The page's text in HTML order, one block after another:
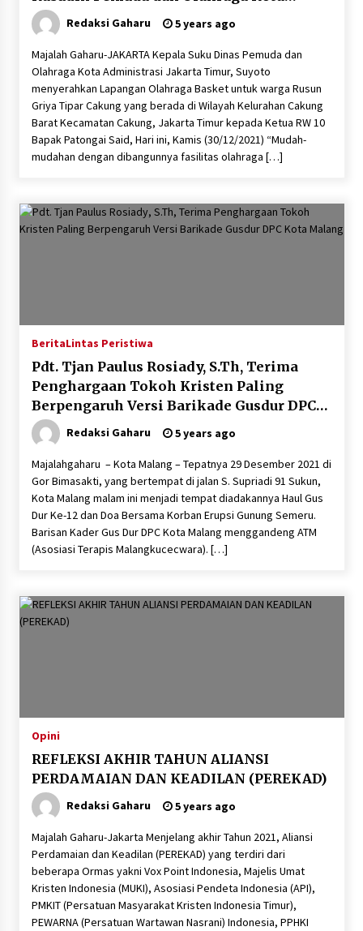
Administrasi Jakarta Timur
Redaksi Gaharu 5 years ago
Majalah Gaharu-JAKARTA Kepala Suku Dinas Pemuda dan
Olahraga Kota Administrasi Jakarta Timur, Suyoto
menyerahkan Lapangan Olahraga Basket untuk warga Rusun
Griya Tipar Cakung yang berada di Wilayah Kelurahan Cakung
Barat Kecamatan Cakung, Jakarta Timur kepada Ketua RW 10
Bapak Patongai Said, Hari ini, Kamis (30/12/2021) “Mudah-
mudahan dengan dibangunnya fasilitas olahraga […]
BeritaLintas Peristiwa
Pdt. Tjan Paulus Rosiady, S.Th, Terima
Penghargaan Tokoh Kristen Paling
Berpengaruh Versi Barikade Gusdur DPC
Kota Malang
Redaksi Gaharu 5 years ago
Majalahgaharu – Kota Malang – Tepatnya 29 Desember 2021 di
Gor Bimasakti, yang bertempat di jalan S. Supriadi 91 Sukun,
Kota Malang malam ini menjadi tempat diadakannya Haul Gus
Dur Ke-12 dan Doa Bersama Korban Erupsi Gunung Semeru.
Barisan Kader Gus Dur DPC Kota Malang menggandeng ATM
(Asosiasi Terapis Malangkucecwara). […]
Opini
REFLEKSI AKHIR TAHUN ALIANSI
PERDAMAIAN DAN KEADILAN (PEREKAD)
Redaksi Gaharu 5 years ago
Majalah Gaharu-Jakarta Menjelang akhir Tahun 2021, Aliansi
Perdamaian dan Keadilan (PEREKAD) yang terdiri dari
beberapa Ormas yakni Vox Point Indonesia, Majelis Umat
Kristen Indonesia (MUKI), Asosiasi Pendeta Indonesia (API),
PMKIT (Persatuan Masyarakat Kristen Indonesia Timur),
PEWARNA (Persatuan Wartawan Nasrani) Indonesia, PPHKI